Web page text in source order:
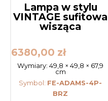
Lampa w stylu
VINTAGE sufitowa
wisząca
6380,00 zł
Wymiary:49,8 × 49,8 × 67,9
cm
Symbol: FE-ADAMS-4P-
BRZ